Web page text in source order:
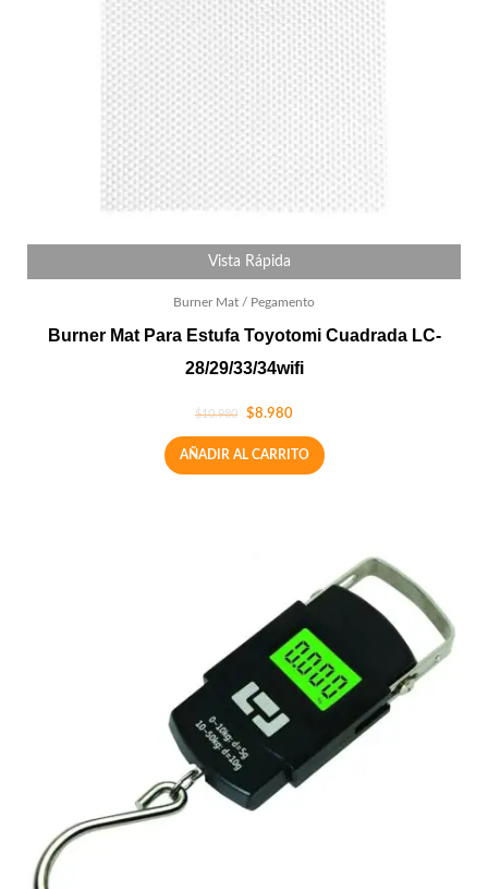
Vista Rápida
Burner Mat / Pegamento
Burner Mat Para Estufa Toyotomi Cuadrada LC-
28/29/33/34wifi
$10.980 $8.980
AÑADIR AL CARRITO